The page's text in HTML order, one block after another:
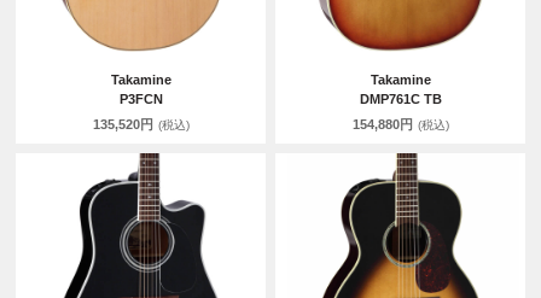
Takamine
P3FCN
135,520円 (税込)
Takamine
DMP761C TB
154,880円 (税込)